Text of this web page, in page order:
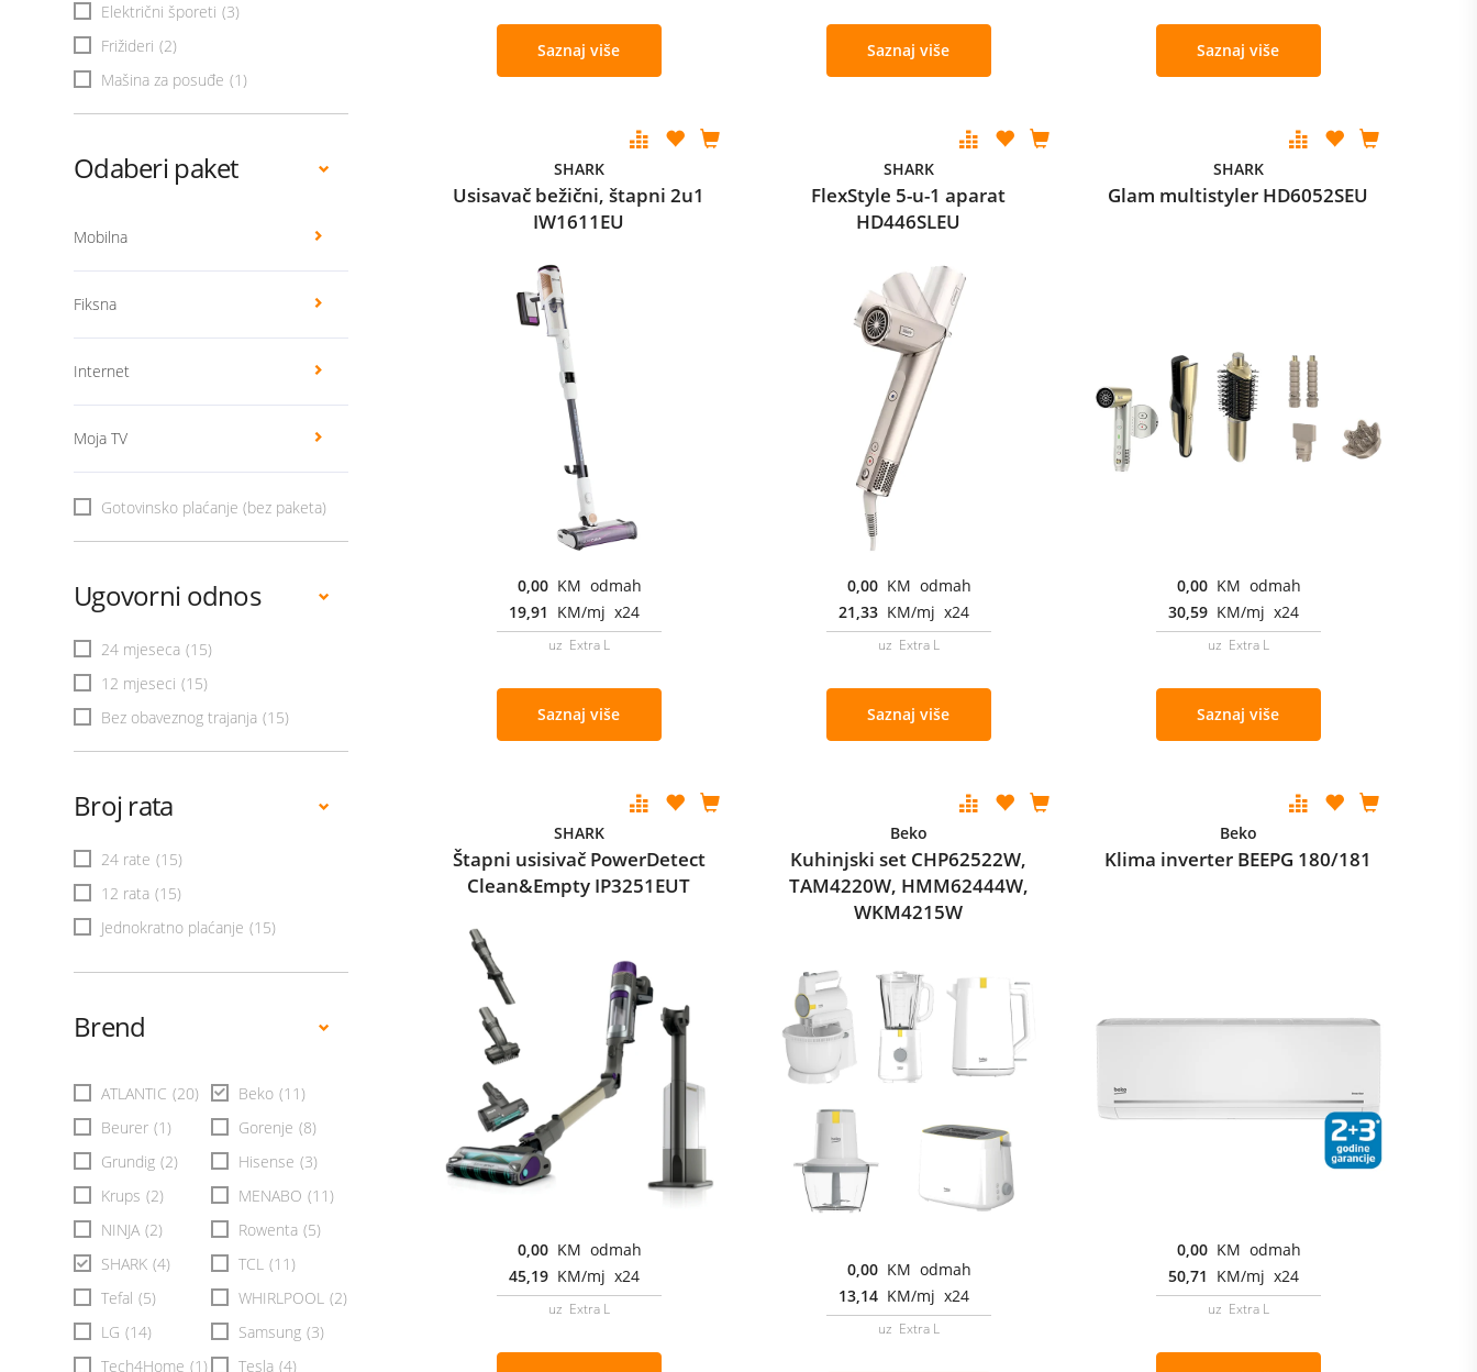
Električni šporeti (3)
Frižideri (2)
Mašina za posuđe (1)
Odaberi paket
Mobilna
Fiksna
Internet
Moja TV
Gotovinsko plaćanje (bez paketa)
Ugovorni odnos
24 mjeseca (15)
12 mjeseci (15)
Bez obaveznog trajanja (15)
Broj rata
24 rate (15)
12 rata (15)
Jednokratno plaćanje (15)
Brend
ATLANTIC (20) Beko (11)
Beurer (1) Gorenje (8)
Grundig (2) Hisense (3)
Krups (2) MENABO (11)
NINJA (2) Rowenta (5)
SHARK (4) TCL (11)
Tefal (5) WHIRLPOOL (2)
LG (14) Samsung (3)
Tech4Home (1) Tesla (4)
Saznaj više Saznaj više Saznaj više
SHARK
Usisavač bežični, štapni 2u1
IW1611EU
0,00 KM odmah
19,91 KM/mj x24
uz Extra L
Saznaj više
SHARK
FlexStyle 5-u-1 aparat
HD446SLEU
0,00 KM odmah
21,33 KM/mj x24
uz Extra L
Saznaj više
SHARK
Glam multistyler HD6052SEU
0,00 KM odmah
30,59 KM/mj x24
uz Extra L
Saznaj više
SHARK
Štapni usisivač PowerDetect
Clean&Empty IP3251EUT
0,00 KM odmah
45,19 KM/mj x24
uz Extra L
Beko
Kuhinjski set CHP62522W,
TAM4220W, HMM62444W,
WKM4215W
0,00 KM odmah
13,14 KM/mj x24
uz Extra L
Beko
Klima inverter BEEPG 180/181
0,00 KM odmah
50,71 KM/mj x24
uz Extra L